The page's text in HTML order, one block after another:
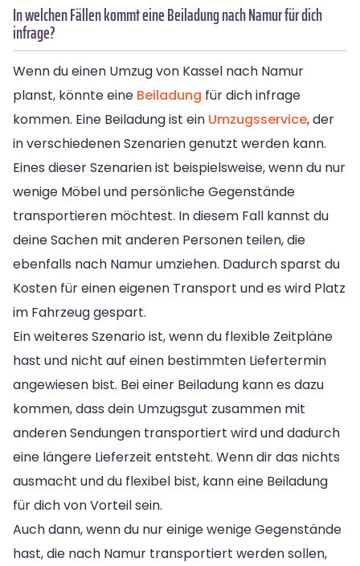
In welchen Fällen kommt eine Beiladung nach Namur für dich
infrage?
Wenn du einen Umzug von Kassel nach Namur
planst, könnte eine Beiladung für dich infrage
kommen. Eine Beiladung ist ein Umzugsservice, der
in verschiedenen Szenarien genutzt werden kann.
Eines dieser Szenarien ist beispielsweise, wenn du nur
wenige Möbel und persönliche Gegenstände
transportieren möchtest. In diesem Fall kannst du
deine Sachen mit anderen Personen teilen, die
ebenfalls nach Namur umziehen. Dadurch sparst du
Kosten für einen eigenen Transport und es wird Platz
im Fahrzeug gespart.
Ein weiteres Szenario ist, wenn du flexible Zeitpläne
hast und nicht auf einen bestimmten Liefertermin
angewiesen bist. Bei einer Beiladung kann es dazu
kommen, dass dein Umzugsgut zusammen mit
anderen Sendungen transportiert wird und dadurch
eine längere Lieferzeit entsteht. Wenn dir das nichts
ausmacht und du flexibel bist, kann eine Beiladung
für dich von Vorteil sein.
Auch dann, wenn du nur einige wenige Gegenstände
hast, die nach Namur transportiert werden sollen,